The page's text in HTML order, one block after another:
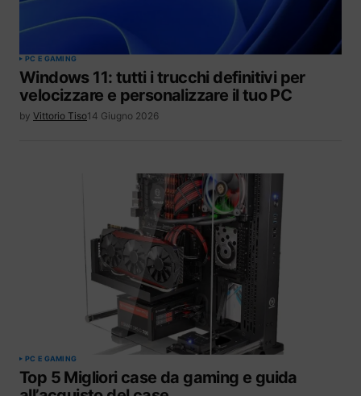
PC E GAMING
Windows 11: tutti i trucchi definitivi per
velocizzare e personalizzare il tuo PC
by Vittorio Tiso14 Giugno 2026
PC E GAMING
Top 5 Migliori case da gaming e guida